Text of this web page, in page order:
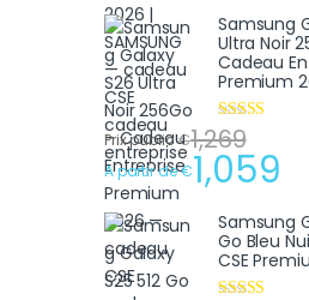
Samsung
Ultra Noir
Cadeau
Premium
Note
sur 5
Prix public €1,269
A partir de €1,059
Samsung
Go Bleu
CSE